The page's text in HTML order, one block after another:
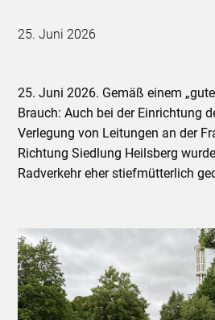
25. Juni 2026
25. Juni 2026. Gemäß einem
Brauch: Auch bei der Einrichtung
Verlegung von Leitungen an der
Richtung Siedlung Heilsberg
Radverkehr eher stiefmütterlich